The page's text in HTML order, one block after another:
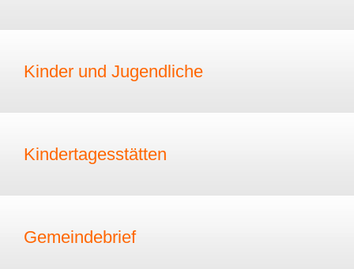
Kinder und Jugendliche
Kindertagesstätten
Gemeindebrief